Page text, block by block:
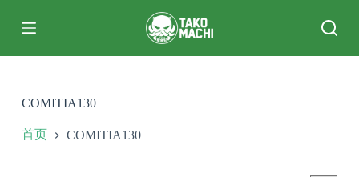
过
COMITIA130
首页 COMITIA130